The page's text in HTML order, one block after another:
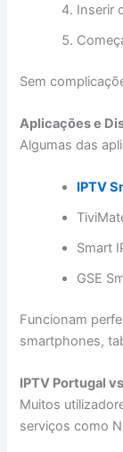
Inserir
Sem
Aplicações e
Algumas das
IPTV
Smart
GSE
Funcionam
smartphones,
IPTV Portugal
Muitos
serviços como